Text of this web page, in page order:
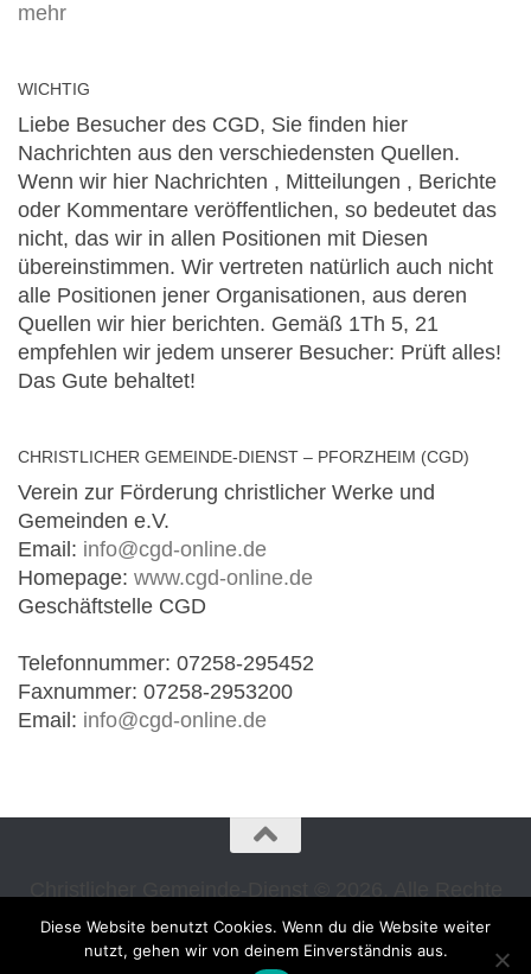
mehr
WICHTIG
Liebe Besucher des CGD, Sie finden hier
Nachrichten aus den verschiedensten Quellen.
Wenn wir hier Nachrichten , Mitteilungen , Berichte
oder Kommentare veröffentlichen, so bedeutet das
nicht, das wir in allen Positionen mit Diesen
übereinstimmen. Wir vertreten natürlich auch nicht
alle Positionen jener Organisationen, aus deren
Quellen wir hier berichten. Gemäß 1Th 5, 21
empfehlen wir jedem unserer Besucher: Prüft alles!
Das Gute behaltet!
CHRISTLICHER GEMEINDE-DIENST – PFORZHEIM (CGD)
Verein zur Förderung christlicher Werke und
Gemeinden e.V.
Email: info@cgd-online.de
Homepage: www.cgd-online.de
Geschäftstelle CGD
Telefonnummer: 07258-295452
Faxnummer: 07258-2953200
Email: info@cgd-online.de
vorbehalten.
Präsentiert von - Entworfen mit demHueman-Theme
Diese Website benutzt Cookies. Wenn du die Website weiter
nutzt, gehen wir von deinem Einverständnis aus.